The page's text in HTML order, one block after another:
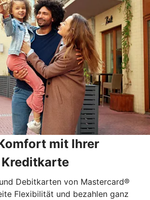
mit Ihrer
Debitkarten von Mastercard®
Flexibilität und bezahlen ganz